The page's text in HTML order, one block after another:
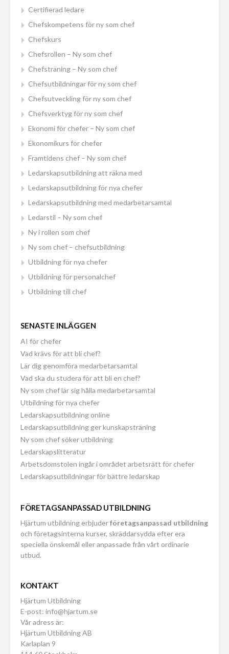
Certifierad ledare
Chefskompetens för ny som chef
Chefskurs
Chefsrollen – Ny som chef
Chefsträning – Ny som chef
Chefsutbildningar för ny som chef
Chefsutveckling för ny som chef
Chefsverktyg för ny som chef
Ekonomi för chefer – Ny som chef
Ekonomikurs för chefer
Framtidens chef – Ny som chef
Ledarskapsutbildning att räkna med
Ledarskapsutbildning för nya chefer
Ledarskapsutbildning med medarbetarsamtal
Ledarstil – Ny som chef
Ny i rollen som chef
Ny som chef – chefsutbildning
Utbildning för nya chefer
Utbildning för personalchef
Utbildning till chef
SENASTE INLÄGGEN
AI för chefer
Vad krävs för att bli chef?
Lär dig genomföra medarbetarsamtal
Vad ska du studera för att bli en chef?
Ny som chef lär sig hålla medarbetarsamtal
Utbildning för nya chefer
Ledarskapsutbildning online
Ledarskapsutbildning ger kunskapsträning
Ny som chef söker utbildning
Ledarskapslitteratur
Arbetsdomstolen ingår i området arbetsrätt för chefer
Ledarskapsutbildningar för bättre ledarskap
FÖRETAGSANPASSAD UTBILDNING
Hjärtum utbildning erbjuderföretagsanpassad utbildning
och företagsinterna kurser, skräddarsydda efter era
speciella önskemål eller anpassade från vårt ordinarie
utbud.
KONTAKT
Hjärtum Utbildning
E-post: info@hjartum.se
Vår adress är:
Hjärtum Utbildning AB
Karlaplan 9